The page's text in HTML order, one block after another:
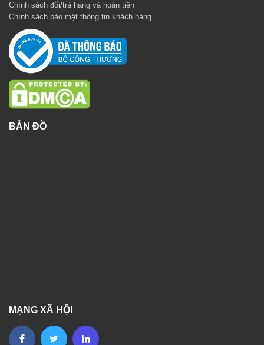
Chính sách đổi/trả hàng và hoàn tiền
Chính sách bảo mật thông tin khách hàng
BẢN ĐỒ
MẠNG XÃ HỘI